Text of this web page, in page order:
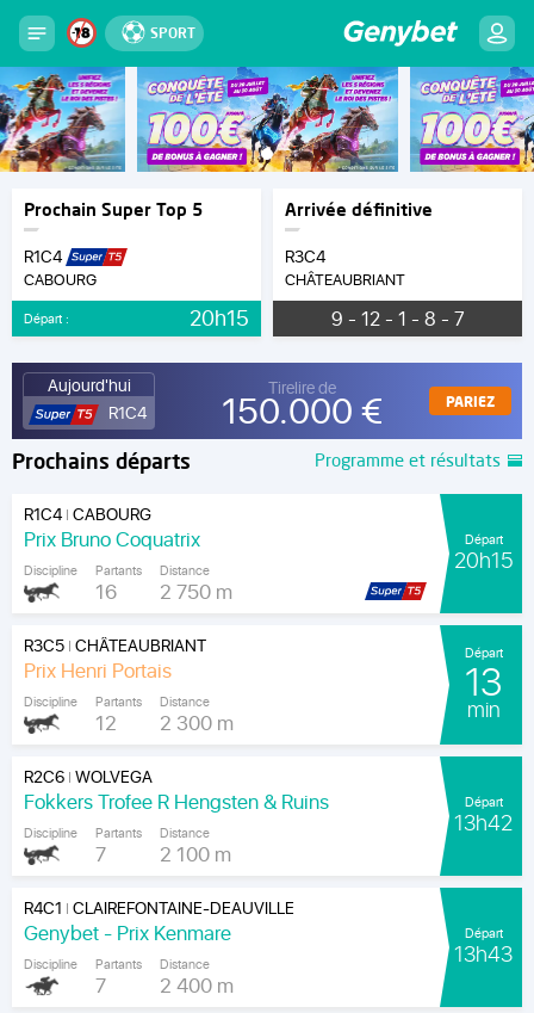
SPORT
Prochain Super Top 5
R1C4
CABOURG
Départ : 20h15
Arrivée définitive
R3C4
CHÂTEAUBRIANT
9 - 12 - 1 - 8 - 7
Aujourd'hui
R1C4
Tirelire de
150.000 € PARIEZ
Prochains départs Programme et résultats
R1C4|CABOURG
Prix Bruno Coquatrix
Discipline Partants
16
Distance
2 750 m
Départ
20h15
R3C5|CHÂTEAUBRIANT
Prix Henri Portais
Discipline Partants
12
Distance
2 300 m
Départ
13
min
R2C6|WOLVEGA
Fokkers Trofee R Hengsten & Ruins
Discipline Partants
7
Distance
2 100 m
Départ
13h42
R4C1 |CLAIREFONTAINE-DEAUVILLE
Genybet - Prix Kenmare
Discipline Partants
7
Distance
2 400 m
Départ
13h43